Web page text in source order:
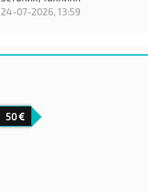
24-07-2026, 13:59
50